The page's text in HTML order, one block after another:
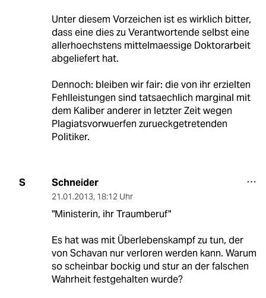
Unter diesem Vorzeichen ist es wirklich bitter,
dass eine dies zu Verantwortende selbst eine
allerhoechstens mittelmaessige Doktorarbeit
abgeliefert hat.
Dennoch: bleiben wir fair: die von ihr erzielten
Fehlleistungen sind tatsaechlich marginal mit
dem Kaliber anderer in letzter Zeit wegen
Plagiatsvorwuerfen zurueckgetretenden
Politiker.
S Schneider
21.01.2013, 18:12 Uhr
"Ministerin, ihr Traumberuf"
Es hat was mit Überlebenskampf zu tun, der
von Schavan nur verloren werden kann. Warum
so scheinbar bockig und stur an der falschen
Wahrheit festgehalten wurde?